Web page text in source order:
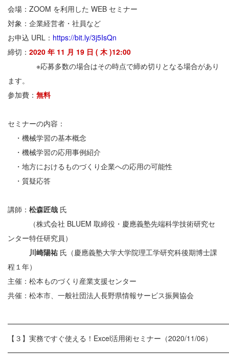
会場：ZOOM を利用した WEB セミナー
対象：企業経営者・社員など
お申込 URL： https://bit.ly/3j5IsQn
締切： 2020 年 11 月 19 日 ( 木 )12:00
※応募多数の場合はその時点で締め切りとなる場合があり
ます。
参加費： 無料
セミナーの内容：
・機械学習の基本概念
・機械学習の応用事例紹介
・地方におけるものづくり企業への応用の可能性
・質疑応答
講師： 松森匠哉 氏
（株式会社 BLUEM 取締役・慶應義塾先端科学技術研究セ
ンター特任研究員）
川崎陽祐 氏（慶應義塾大学大学院理工学研究科後期博士課
程１年）
主催：松本ものづくり産業支援センター
共催：松本市、一般社団法人長野県情報サービス振興協会
【３】実務ですぐ使える！Excel活用術セミナー（2020/11/06）